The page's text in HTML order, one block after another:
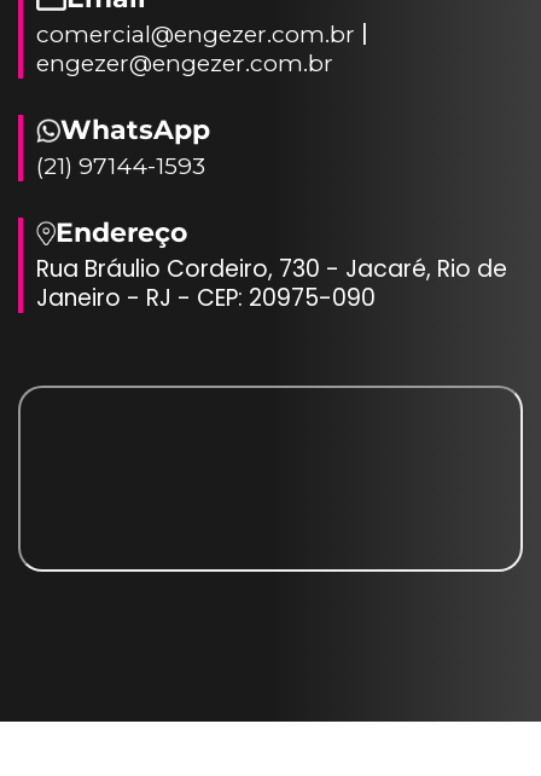
comercial@engezer.com.br
engezer@engezer.com.br
WhatsApp
(21) 97144-1593
Endereço
Rua Bráulio Cordeiro, 730 - Jacaré, Rio de
Janeiro - RJ - CEP: 20975-090